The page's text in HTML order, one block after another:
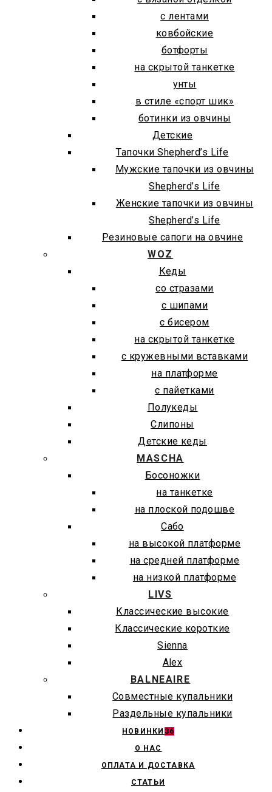
с лентами
ковбойские
ботфорты
на скрытой танкетке
унты
в стиле «спорт шик»
ботинки из овчины
Детские
Тапочки Shepherd’s Life
Мужские тапочки из овчины
Shepherd’s Life
Женские тапочки из овчины
Shepherd’s Life
Резиновые сапоги на овчине
WOZ
Кеды
со стразами
с шипами
с бисером
на скрытой танкетке
с кружевными вставками
на платформе
с пайетками
Полукеды
Слипоны
Детские кеды
MASCHA
Босоножки
на танкетке
на плоской подошве
Сабо
на высокой платформе
на средней платформе
на низкой платформе
LIVS
Классические высокие
Классические короткие
Sienna
Alex
BALNEAIRE
Совместные купальники
Раздельные купальники
НОВИНКИ 36
О НАС
ОПЛАТА И ДОСТАВКА
СТАТЬИ